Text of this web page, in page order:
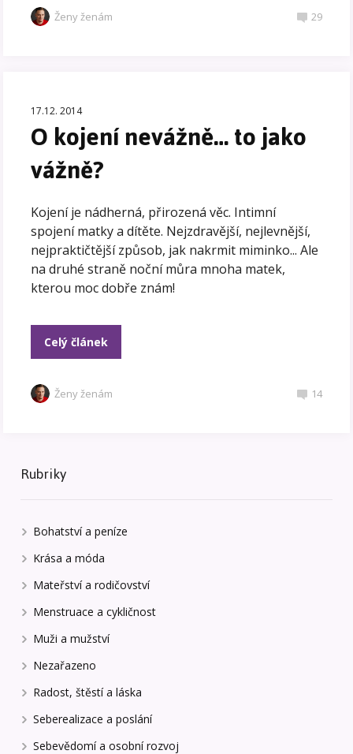
Ženy ženám 29
17.12. 2014
O kojení nevážně… to jako
vážně?
Kojení je nádherná, přirozená věc. Intimní
spojení matky a dítěte. Nejzdravější, nejlevnější,
nejpraktičtější způsob, jak nakrmit miminko... Ale
na druhé straně noční můra mnoha matek,
kterou moc dobře znám!
Celý článek
Ženy ženám 14
Rubriky
Bohatství a peníze
Krása a móda
Mateřství a rodičovství
Menstruace a cykličnost
Muži a mužství
Nezařazeno
Radost, štěstí a láska
Seberealizace a poslání
Sebevědomí a osobní rozvoj